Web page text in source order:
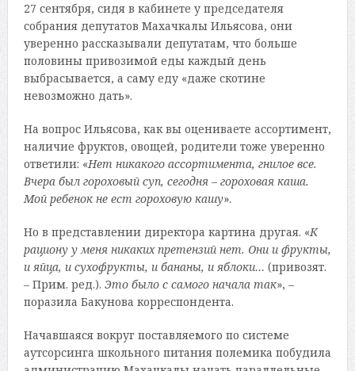
27 сентября, сидя в кабинете у председателя
собрания депутатов Махачкалы Ильясова, они
уверенно рассказывали депутатам, что больше
половины привозимой еды каждый день
выбрасывается, а саму еду «даже скотине
невозможно дать».
На вопрос Ильясова, как вы оцениваете ассортимент,
наличие фруктов, овощей, родители тоже уверенно
ответили: «Нет никакого ассортимента, гнилое все.
Вчера был гороховый суп, сегодня –гороховая каша.
Мой ребенок не ест гороховую кашу».
Но в представлении директора картина другая. «К
рациону у меня никаких претензий нет. Они и фрукты,
и яйца, и сухофрукты, и бананы, и яблоки… (привозят.
– Прим. ред.). Это было с самого начала так», –
поразила Бакунова корреспондента.
Начавшаяся вокруг поставляемого по системе
аутсорсинга школьного питания полемика побудила